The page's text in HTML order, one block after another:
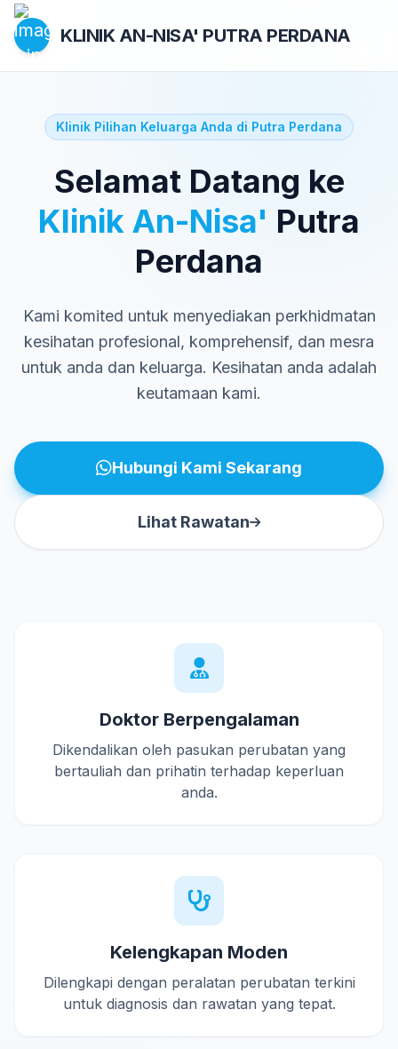
KLINIK AN-NISA' PUTRA PERDANA
Klinik Pilihan Keluarga Anda di Putra Perdana
Selamat Datang ke
Klinik An-Nisa' Putra
Perdana
Kami komited untuk menyediakan perkhidmatan
kesihatan profesional, komprehensif, dan mesra
untuk anda dan keluarga. Kesihatan anda adalah
keutamaan kami.
Hubungi Kami Sekarang
Lihat Rawatan
Doktor Berpengalaman
Dikendalikan oleh pasukan perubatan yang
bertauliah dan prihatin terhadap keperluan
anda.
Kelengkapan Moden
Dilengkapi dengan peralatan perubatan terkini
untuk diagnosis dan rawatan yang tepat.